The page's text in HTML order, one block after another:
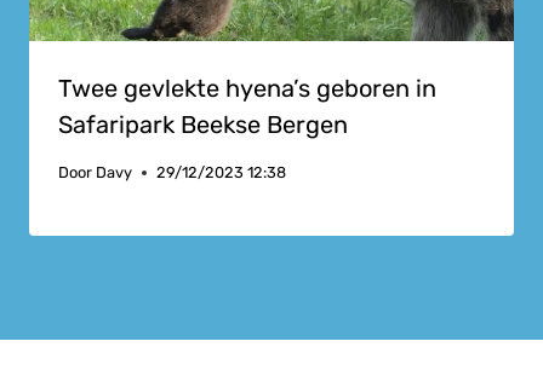
Twee gevlekte hyena’s geboren in
Safaripark Beekse Bergen
Door Davy 29/12/2023 12:38